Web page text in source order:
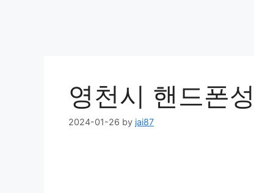
영천시 핸드폰
2024-01-26 by jai87